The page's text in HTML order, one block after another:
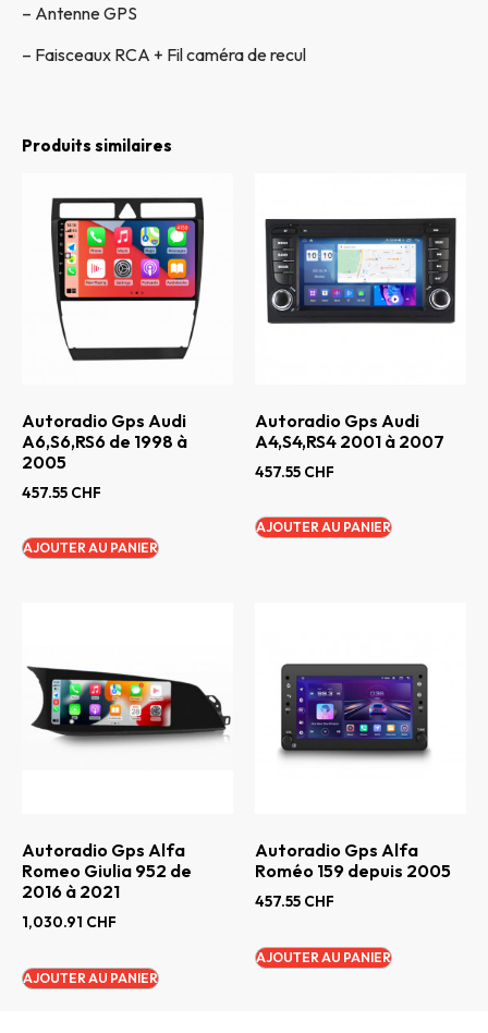
– Antenne GPS
– Faisceaux RCA + Fil caméra de recul
Produits similaires
Autoradio Gps Audi
A6,S6,RS6 de 1998 à
2005
457.55 CHF
AJOUTER AU PANIER
Autoradio Gps Audi
A4,S4,RS4 2001 à 2007
457.55 CHF
AJOUTER AU PANIER
Autoradio Gps Alfa
Romeo Giulia 952 de
2016 à 2021
1,030.91 CHF
AJOUTER AU PANIER
Autoradio Gps Alfa
Roméo 159 depuis 2005
457.55 CHF
AJOUTER AU PANIER